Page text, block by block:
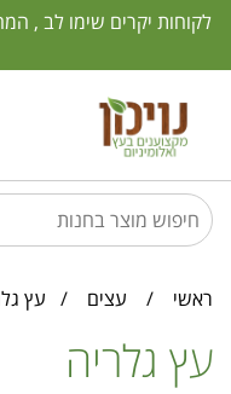
לקוחות יקרים שימו לב ,
ראשי / עצים / עץ
עץ גלריה